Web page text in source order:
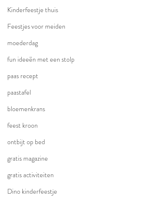
Kinderfeestje thuis
Feestjes voor meiden
moederdag
fun ideeën met een stolp
paas recept
paastafel
bloemenkrans
feest kroon
ontbijt op bed
gratis magazine
gratis activiteiten
Dino kinderfeestje